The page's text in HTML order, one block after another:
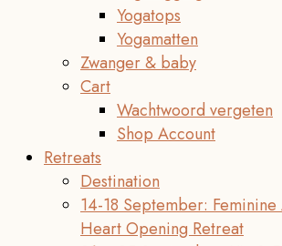
Yogatops
Yogamatten
Zwanger & baby
Cart
Wachtwoord vergeten
Shop Account
Retreats
Destination
14-18 September:
Heart Opening Retreat